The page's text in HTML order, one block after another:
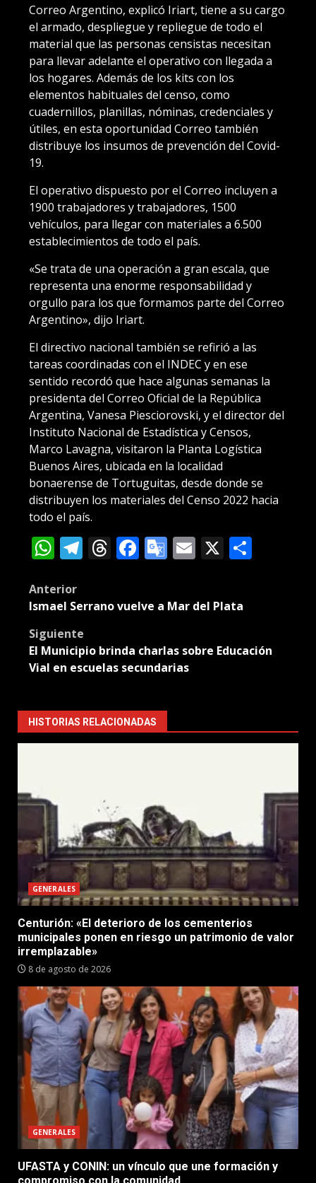
Correo Argentino, explicó Iriart, tiene a su cargo
el armado, despliegue y repliegue de todo el
material que las personas censistas necesitan
para llevar adelante el operativo con llegada a
los hogares. Además de los kits con los
elementos habituales del censo, como
cuadernillos, planillas, nóminas, credenciales y
útiles, en esta oportunidad Correo también
distribuye los insumos de prevención del Covid-
19.
El operativo dispuesto por el Correo incluyen a
1900 trabajadores y trabajadores, 1500
vehículos, para llegar con materiales a 6.500
establecimientos de todo el país.
«Se trata de una operación a gran escala, que
representa una enorme responsabilidad y
orgullo para los que formamos parte del Correo
Argentino», dijo Iriart.
El directivo nacional también se refirió a las
tareas coordinadas con el INDEC y en ese
sentido recordó que hace algunas semanas la
presidenta del Correo Oficial de la República
Argentina, Vanesa Piesciorovski, y el director del
Instituto Nacional de Estadística y Censos,
Marco Lavagna, visitaron la Planta Logística
Buenos Aires, ubicada en la localidad
bonaerense de Tortuguitas, desde donde se
distribuyen los materiales del Censo 2022 hacia
todo el país.
WhatsApp
Telegram
Threads
Facebook
Google
Email
X
Post
Anterior
Ismael Serrano vuelve a Mar del Plata
Siguiente
El Municipio brinda charlas sobre Educación
Vial en escuelas secundarias
HISTORIAS RELACIONADAS
GENERALES
Centurión: «El deterioro de los cementerios
municipales ponen en riesgo un patrimonio de valor
irremplazable»
8 de agosto de 2026
GENERALES
UFASTA y CONIN: un vínculo que une formación y